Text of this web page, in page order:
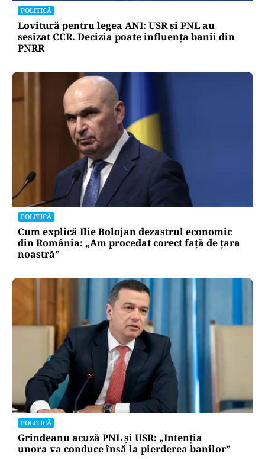
POLITICĂ
Lovitură pentru legea ANI: USR și PNL au
sesizat CCR. Decizia poate influența banii din
PNRR
POLITICĂ
Cum explică Ilie Bolojan dezastrul economic
din România: „Am procedat corect față de țara
noastră”
POLITICĂ
Grindeanu acuză PNL și USR: „Intenția
unora va conduce însă la pierderea banilor”